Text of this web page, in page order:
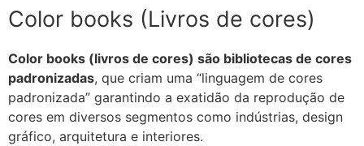
Color books (Livros de cores)
Color books (livros de cores) são bibliotecas de cores
padronizadas, que criam uma “linguagem de cores
padronizada” garantindo a exatidão da reprodução de
cores em diversos segmentos como indústrias, design
gráfico, arquitetura e interiores.